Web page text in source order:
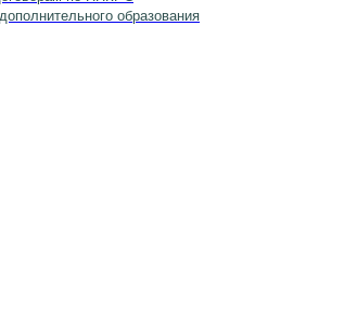
образования